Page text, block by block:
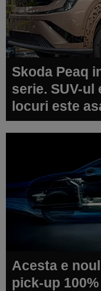
Skoda Peaq
serie. SUV-ul
locuri este
Acesta e
pick-up